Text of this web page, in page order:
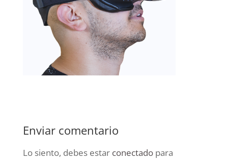
Enviar comentario
Lo siento, debes estar conectadopara